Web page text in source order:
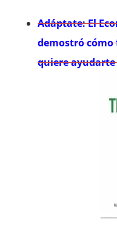
Adáptate: El
demostró
quiere